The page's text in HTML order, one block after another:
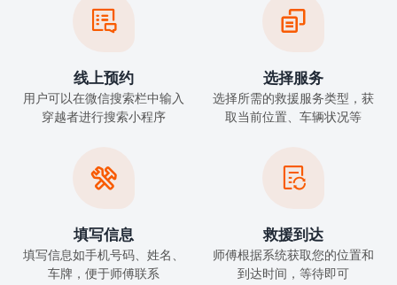

线上预约
用户可以在微信搜索栏中输入
穿越者进行搜索小程序

选择服务
选择所需的救援服务类型，获
取当前位置、车辆状况等

填写信息
填写信息如手机号码、姓名、
车牌，便于师傅联系

救援到达
师傅根据系统获取您的位置和
到达时间，等待即可